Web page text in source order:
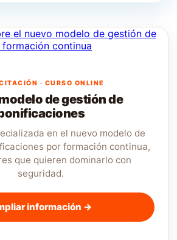
· CURSO ONLINE
de gestión de
en el nuevo modelo de
por formación continua,
que quieren dominarlo con
seguridad.
información →